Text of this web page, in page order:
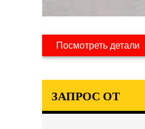
Посмотреть детали
ЗАПРОС ОТ